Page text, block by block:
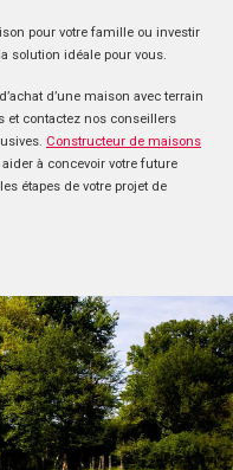
pour votre famille ou investir
solution idéale pour vous.
d’une maison avec terrain
et contactez nos conseillers
Constructeur de maisons
à concevoir votre future
étapes de votre projet de